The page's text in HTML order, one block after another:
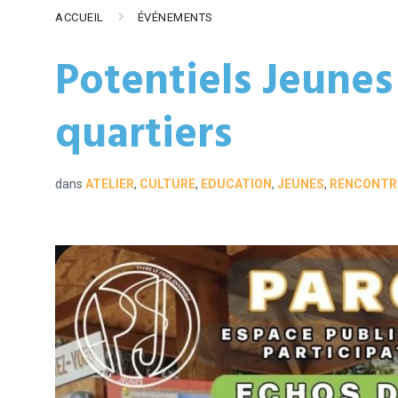
ACCUEIL ÉVÉNEMENTS
Potentiels
quartiers
dans ATELIER, CULTURE, EDUCATION, JEUNES,